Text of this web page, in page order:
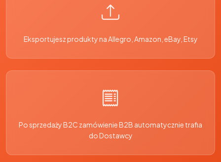
Eksportujesz produkty na Allegro, Amazon, eBay, Etsy
Po sprzedaży B2C zamówienie B2B automatycznie trafia
do Dostawcy